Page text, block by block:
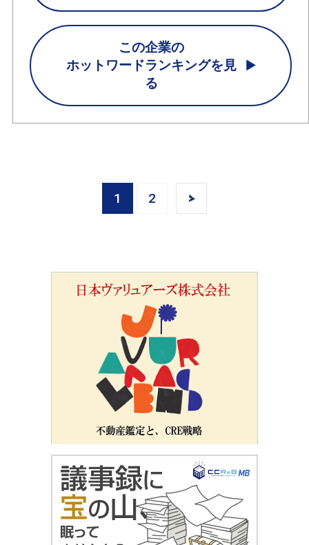
この企業の
ホットワードランキングを見
る
1 2 >